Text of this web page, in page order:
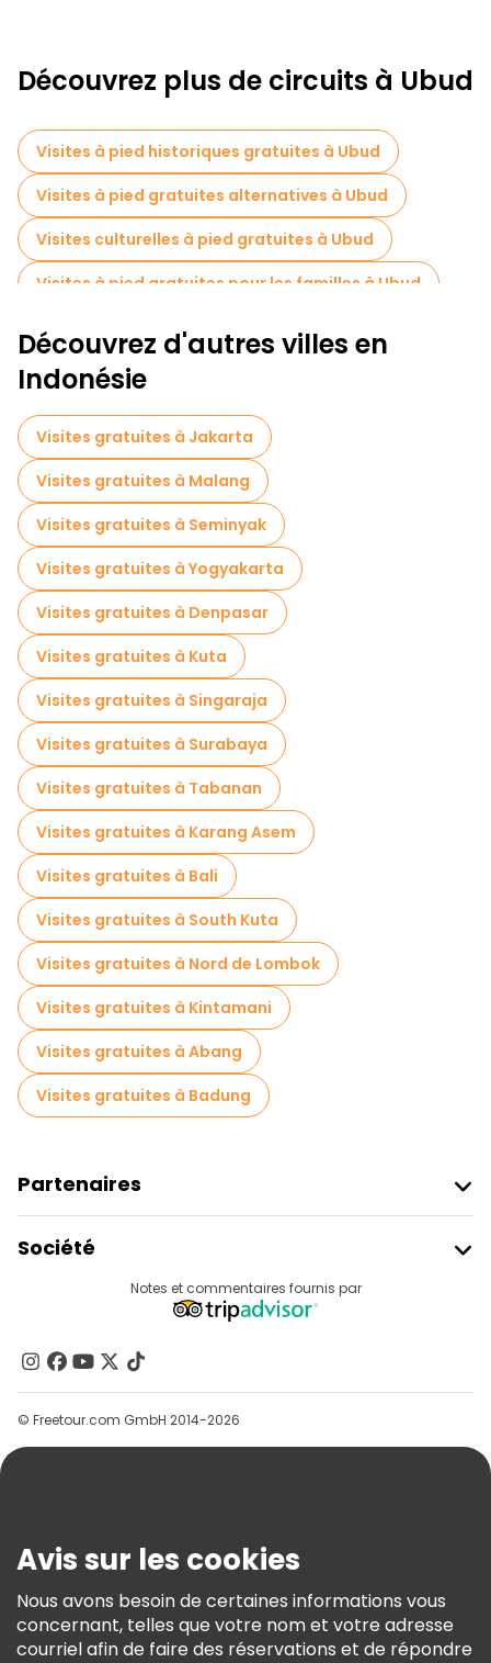
Découvrez plus de circuits à Ubud
Visites à pied historiques gratuites à Ubud
Visites à pied gratuites alternatives à Ubud
Visites culturelles à pied gratuites à Ubud
Visites à pied gratuites pour les familles à Ubud
Activités sportives à Ubud
Visites de dégustation locales à Ubud
Excursions d'une journée gratuites à Ubud
Tours à vélo à Ubud
Visites gastronomiques à Ubud
Visites gratuites à proximité Ceking Rice Terrace
Visites gratuites à proximité Pura Tirta Empul
Découvrez d'autres villes en
Indonésie
Visites gratuites à Jakarta
Visites gratuites à Malang
Visites gratuites à Seminyak
Visites gratuites à Yogyakarta
Visites gratuites à Denpasar
Visites gratuites à Kuta
Visites gratuites à Singaraja
Visites gratuites à Surabaya
Visites gratuites à Tabanan
Visites gratuites à Karang Asem
Visites gratuites à Bali
Visites gratuites à South Kuta
Visites gratuites à Nord de Lombok
Visites gratuites à Kintamani
Visites gratuites à Abang
Visites gratuites à Badung
Partenaires
Connexion Du Fournisseur
Programme D’affiliation
Société
Contactez-Nous
Groupes
Aide
Conditions Générales Et Mentions Légales
Politique En Matière De Cookies
Freetour Prix
Notes et commentaires fournis par
© Freetour.com GmbH 2014-2026
Avis sur les cookies
Nous avons besoin de certaines informations vous
concernant, telles que votre nom et votre adresse
courriel afin de faire des réservations et de répondre